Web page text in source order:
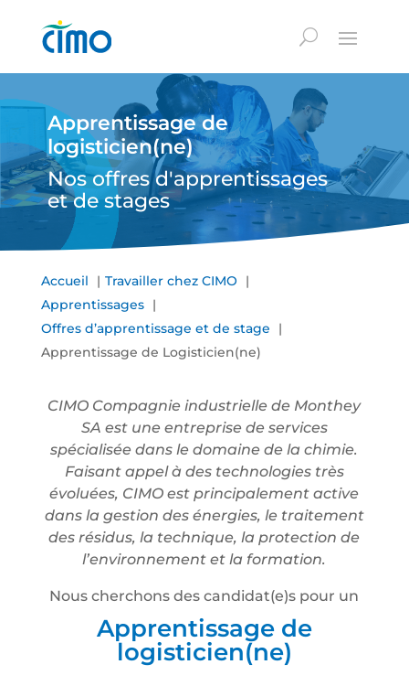
Apprentissage de
logisticien(ne)
Nos offres d'apprentissages
et de stages
Accueil
Travailler chez CIMO
Apprentissages
Offres d’apprentissage et de stage
Apprentissage de Logisticien(ne)
CIMO Compagnie industrielle de Monthey
SA est une entreprise de services
spécialisée dans le domaine de la chimie.
Faisant appel à des technologies très
évoluées, CIMO est principalement active
dans la gestion des énergies, le traitement
des résidus, la technique, la protection de
l’environnement et la formation.
Nous cherchons des candidat(e)s pour un
Apprentissage de
logisticien(ne)